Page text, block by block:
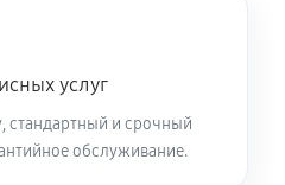
услуг
стандартный и срочный
обслуживание.